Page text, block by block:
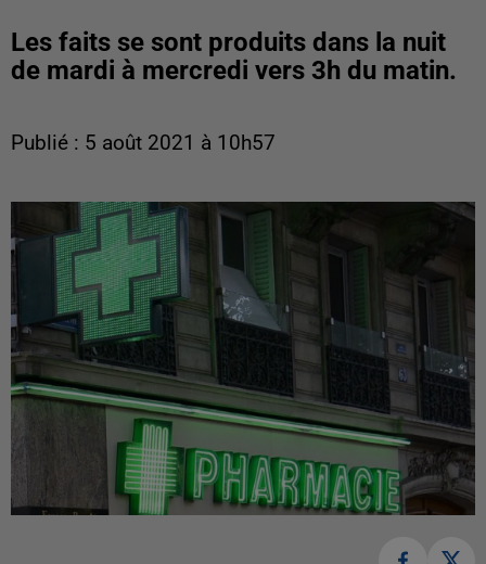
Les faits se sont produits dans la nuit
de mardi à mercredi vers 3h du matin.
Publié : 5 août 2021 à 10h57